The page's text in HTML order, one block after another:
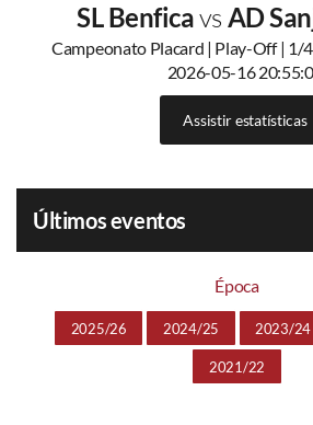
SL Benficavs AD
Campeonato Placard | Play-Off | 1/
2026-05-16
Assistir estatísticas
Últimos eventos
Época
2025/26 2024/25 2023/24
2021/22